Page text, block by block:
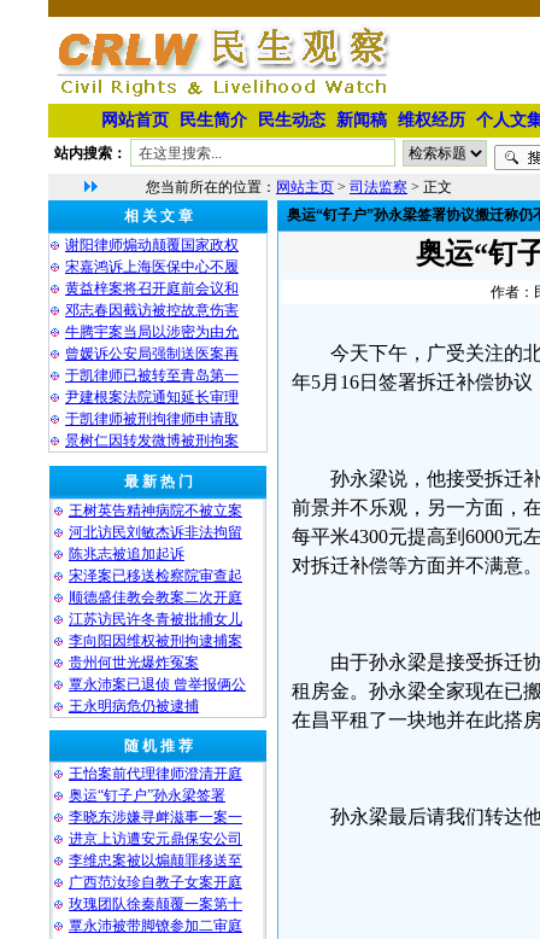
网站首页 民生简介 民生动态 新闻稿 维权经历 个人文
站内搜索：
您当前所在的位置： 网站主页 > 司法监察 > 正文
相 关 文 章
谢阳律师煽动颠覆国家政权
宋嘉鸿诉上海医保中心不履
黄益梓案将召开庭前会议和
邓志春因截访被控故意伤害
牛腾宇案当局以涉密为由允
曾媛诉公安局强制送医案再
于凯律师已被转至青岛第一
尹建根案法院通知延长审理
于凯律师被刑拘律师申请取
景树仁因转发微博被刑拘案
最 新 热 门
王树英告精神病院不被立案
河北访民刘敏杰诉非法拘留
陈兆志被追加起诉
宋泽案已移送检察院审查起
顺德盛佳教会教案二次开庭
江苏访民许冬青被批捕女儿
李向阳因维权被刑拘逮捕案
贵州何世光爆炸冤案
覃永沛案已退侦 曾举报俩公
王永明病危仍被逮捕
随 机 推 荐
王怡案前代理律师澄清开庭
奥运“钉子户”孙永梁签署
李晓东涉嫌寻衅滋事一案一
进京上访遭安元鼎保安公司
李维忠案被以煽颠罪移送至
广西范汝珍自教子女案开庭
玫瑰团队徐秦颠覆一案第十
覃永沛被带脚镣参加二审庭
奥运“钉子户”孙永梁签署协议搬迁称仍
奥运“钉
作者：
今天下午，广受关注的
年5月16日签署拆迁补偿协议
孙永梁说，他接受拆迁
前景并不乐观，另一方面，
每平米4300元提高到6000元
对拆迁补偿等方面并不满意
由于孙永梁是接受拆迁
租房金。孙永梁全家现在已
在昌平租了一块地并在此搭
孙永梁最后请我们转达